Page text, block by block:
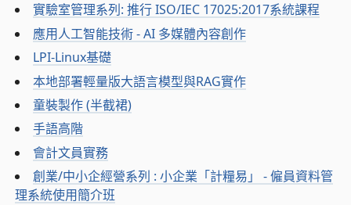
實驗室管理系列: 推行 ISO/IEC 17025:2017系統課程
應用人工智能技術 - AI 多媒體內容創作
LPI-Linux基礎
本地部署輕量版大語言模型與RAG實作
童裝製作 (半截裙)
手語高階
會計文員實務
創業/中小企經營系列 : 小企業「計糧易」 - 僱員資料管
理系統使用簡介班